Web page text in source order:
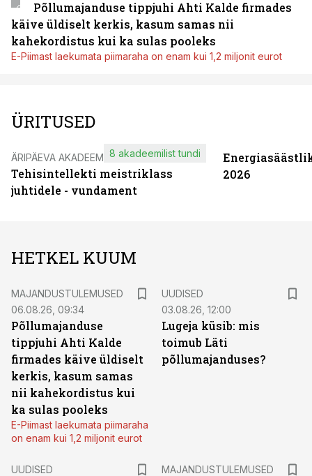
Põllumajanduse tippjuhi Ahti Kalde firmades
käive üldiselt kerkis, kasum samas nii
kahekordistus kui ka sulas pooleks
E-Piimast laekumata piimaraha on enam kui 1,2 miljonit eurot
ÜRITUSED
ÄRIPÄEVA AKADEEMIA
Tehisintellekti meistriklass
juhtidele - vundament
8 akadeemilist tundi
2026
HETKEL KUUM
MAJANDUSTULEMUSED
06.08.26, 09:34
Põllumajanduse
tippjuhi Ahti Kalde
firmades käive üldiselt
kerkis, kasum samas
nii kahekordistus kui
ka sulas pooleks
E-Piimast laekumata piimaraha
on enam kui 1,2 miljonit eurot
UUDISED
03.08.26, 12:00
Lugeja küsib: mis
toimub Läti
põllumajanduses?
UUDISED
MAJANDUSTULEMUSED